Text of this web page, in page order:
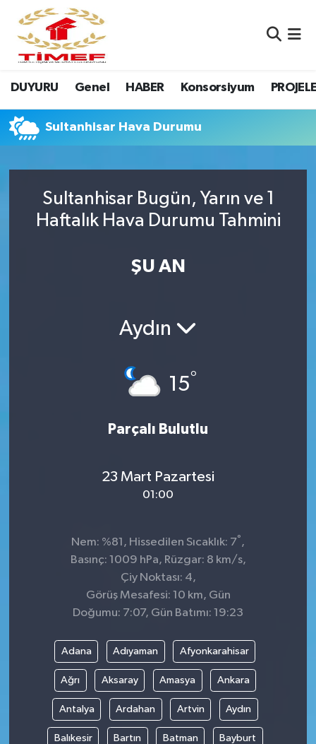
DUYURU Genel HABER Konsorsiyum
Sultanhisar Hava Durumu
Sultanhisar Bugün, Yarın ve 1
Haftalık Hava Durumu Tahmini
ŞU AN
Aydın
15°
Parçalı Bulutlu
23 Mart Pazartesi
01:00
Nem: %81, Hissedilen Sıcaklık: 7° ,
Basınç: 1009 hPa, Rüzgar: 8 km/s,
Çiy Noktası: 4,
Görüş Mesafesi: 10 km, Gün
Doğumu: 7:07, Gün Batımı: 19:23
Adana Adıyaman Afyonkarahisar
Ağrı Aksaray Amasya Ankara
Antalya Ardahan Artvin Aydın
Balıkesir Bartın Batman Bayburt
Anasayfa Kutu
Anasayfa Manşet
Canlı Yayın
Erasmus
Nöbetçi Eczaneler
Hava Durumu
Namaz Vakitleri
Süper Lig Puan Durumu ve Fikstür
Son Dakika Haberleri